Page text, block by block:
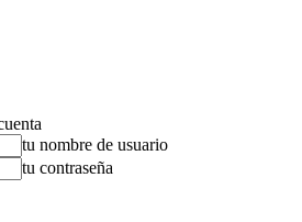
tu nombre de usuario
tu contraseña